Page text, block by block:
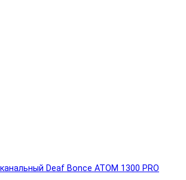
Deaf Bonce ATOM 1300 PRO